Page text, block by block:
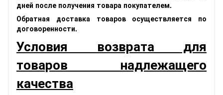
дней после получения товара покупателем.
Обратная доставка товаров осуществляется по
договоренности.
Условия возврата для
товаров надлежащего
качества